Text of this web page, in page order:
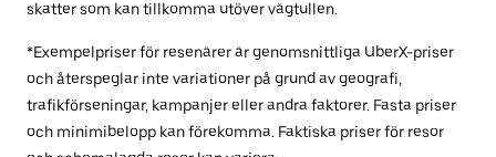
skatter som kan tillkomma utöver vägtullen.
*Exempelpriser för resenärer är genomsnittliga UberX-priser
och återspeglar inte variationer på grund av geografi,
trafikförseningar, kampanjer eller andra faktorer. Fasta priser
och minimibelopp kan förekomma. Faktiska priser för resor